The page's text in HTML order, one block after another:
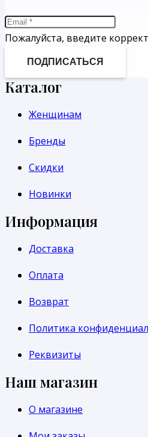
Пожалуйста, введите
ПОДПИСАТЬСЯ
Каталог
Женщинам
Бренды
Скидки
Новинки
Информация
Доставка
Оплата
Возврат
Политика
Реквизиты
Наш магазин
О магазине